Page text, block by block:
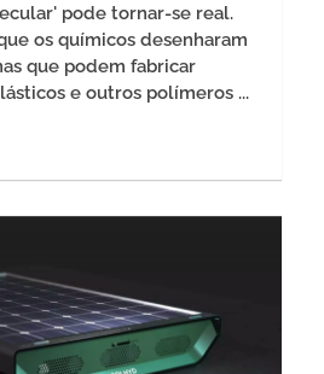
pode tornar-se real.
os químicos desenharam
que podem fabricar
e outros polímeros ...